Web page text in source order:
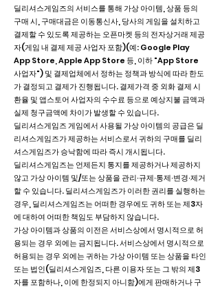
딜리셔스게임즈의 서비스를 통해 가상 아이템, 상품 등의
구매 시, 구매대금은 이동통신사, 당사의 게임을 설치하고
결제할 수 있도록 제공하는 오픈마켓 등의 전자상거래 제공
자(게임 내 결제 제공 사업자 포함)(예: Google Play
App Store, Apple App Store 등, 이하 "App Store
사업자") 및 결제업체에서 정하는 정책과 방식에 따라 한도
가 결정되고 결제가 진행됩니다. 결제가격 중 외화 결제 시
환율 및 앱스토어 사업자의 수수료 등으로 예상지불 금액과
실제 청구금액에 차이가 발생할 수 있습니다.
딜리셔스게임즈 게임에서 사용될 가상 아이템의 공급은 딜
리셔스게임즈가 제공하는 서비스로서 귀하의 구매를 딜리
셔스게임즈가 승낙함에 따라 즉시 개시됩니다.
딜리셔스게임즈는 언제든지 통지를 제공하거나 제공하지
않고 가상 아이템 및/또는 상품을 관리∙규제∙통제∙변경∙제거
할 수 있습니다. 딜리셔스게임즈가 이러한 권리를 실행하는
경우, 딜리셔스게임즈는 어떠한 경우에도 귀하 또는 제3자
에 대하여 어떠한 책임도 부담하지 않습니다.
가상 아이템과 상품의 이전은 서비스상에서 명시적으로 허
용되는 경우 외에는 금지됩니다. 서비스상에서 명시적으로
허용되는 경우 외에는 귀하는 가상 아이템 또는 상품을 타인
또는 법인(딜리셔스게임즈, 다른 이용자 또는 그 밖의 제3
자를 포함하나, 이에 한정되지 아니함)에게 판매하거나 구